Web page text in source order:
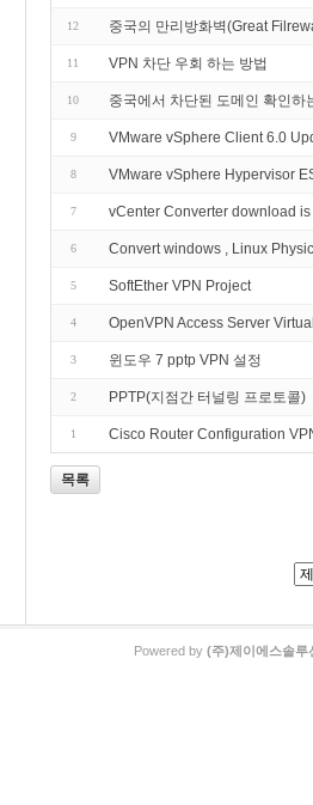
12 중국의 만리방화벽(Great
11 VPN 차단 우회 하는 방법
10 중국에서 차단된 도메인 확인하
9 VMware vSphere Client 6.0
8 VMware vSphere Hypervisor
7 vCenter Converter download
6 Convert windows , Linux
5 SoftEther VPN Project
4 OpenVPN Access Server
3 윈도우 7 pptp VPN 설정
2 PPTP(지점간 터널링 프로토콜)
1 Cisco Router Configuration
목록
Powered by (주)제이에스솔루